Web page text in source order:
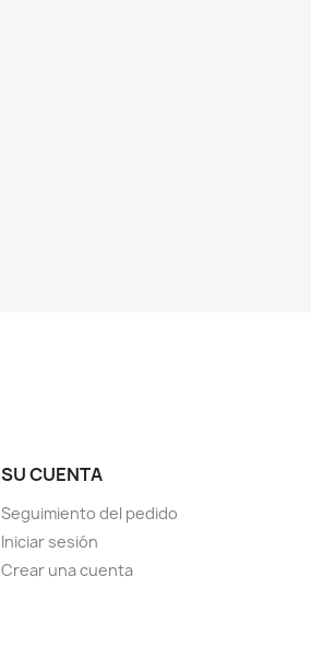
SU CUENTA
Seguimiento del pedido
Iniciar sesión
Crear una cuenta